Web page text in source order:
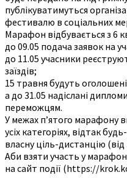
публікуватимуться
фестивалю в соціальних
Марафон відбувається з 6
до 09.05 подача заявок на
до 11.05 учасники
заїздів;
15 травня будуть
а до 31.05 надіслані
переможцям.
У межах п’ятого марафону
усіх категоріях, відтак
власну ціль-дистанцію
Аби взяти участь у
на сайт події (https://